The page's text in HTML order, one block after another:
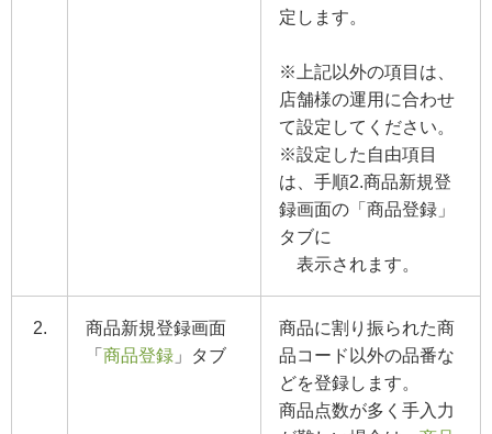
定します。
※上記以外の項目は、
店舗様の運用に合わせ
て設定してください。
※設定した自由項目
は、手順2.商品新規登
録画面の「商品登録」
タブに
表示されます。
2.
商品新規登録画面
「 商品登録 」タブ
商品に割り振られた商
品コード以外の品番な
どを登録します。
商品点数が多く手入力